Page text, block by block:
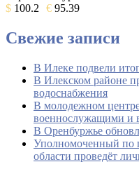
$ 100.2 € 95.39
Свежие записи
В Илеке подвели
В Илекском районе
водоснабжения
В молодежном
военнослужащими и
В Оренбуржье
Уполномоченный по
области проведёт